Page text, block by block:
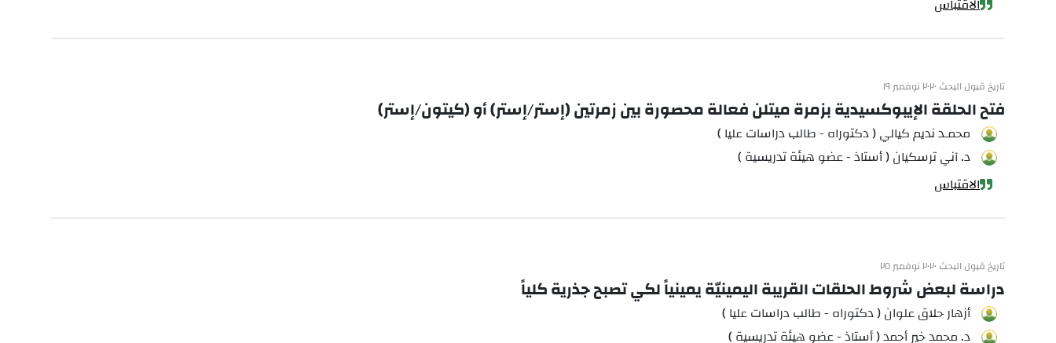
الاقتباس
تاريخ قبول البحث ٢٠٢٠ نوفمبر ١٩
فتح الحلقة الإيبوكسيدية بزمرة ميتلن فعالة محصورة بين زمرتين (إستر/إستر) أو (كيتون/إستر)
محمـد نديم كيالي ( دكتوراه - طالب دراسات عليا )
د. آني ترسكيان ( أستاذ - عضو هيئة تدريسية )
الاقتباس
تاريخ قبول البحث ٢٠٢٠ نوفمبر ٢٥
دراسة لبعض شروط الحلقات القريبة اليمينيّة يمينياً لكي تصبح جذرية كلياً
أزهار حلاق علوان ( دكتوراه - طالب دراسات عليا )
د. محمد خير أحمد ( أستاذ - عضو هيئة تدريسية )